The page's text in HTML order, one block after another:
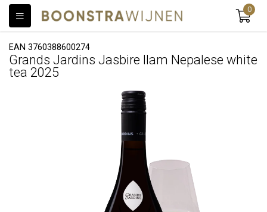
0
EAN 3760388600274
Grands Jardins Jasbire Ilam Nepalese white
tea 2025